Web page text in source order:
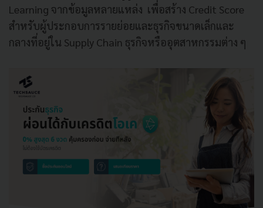
Learning จากข้อมูลหลายแหล่ง เพื่อสร้าง Credit Score
สำหรับผู้ประกอบการรายย่อยและธุรกิจขนาดเล็กและ
กลางที่อยู่ใน Supply Chain ธุรกิจหรืออุตสาหกรรมต่าง ๆ